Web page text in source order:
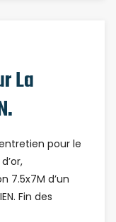
La
pour le
7.5x7M d’un
Fin des